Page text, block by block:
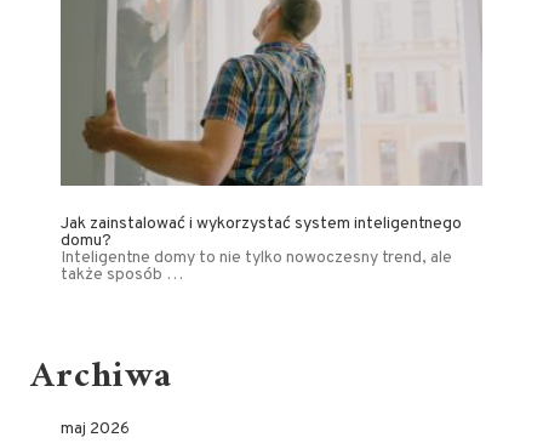
Jak zainstalować i wykorzystać system inteligentnego
domu?
Inteligentne domy to nie tylko nowoczesny trend, ale
także sposób …
Archiwa
maj 2026